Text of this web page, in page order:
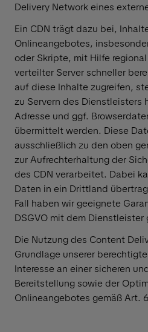
Delivery Network eines
Ein CDN trägt dazu bei,
Onlineangebotes,
oder Skripte, mit Hilfe
verteilter Server schneller
auf diese Inhalte zugreifen,
zu Servern des Dienstleisters
Adresse und ggf.
übermittelt werden. Diese
ausschließlich zu den oben
zur Aufrechterhaltung der
des CDN verarbeitet. Dabei
Daten in ein Drittland
Fall haben wir geeignete
DSGVO mit dem Dienstleister
Die Nutzung des Content
Grundlage unserer
Interesse an einer sicheren
Bereitstellung sowie der
Onlineangebotes gemäß Art.